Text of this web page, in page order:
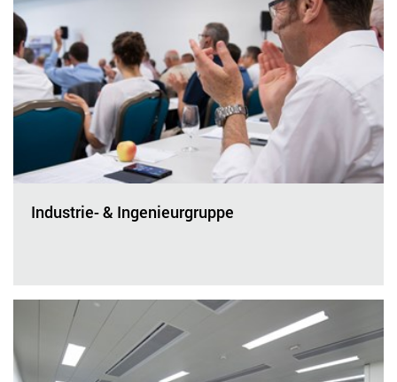
Industrie- & Ingenieurgruppe